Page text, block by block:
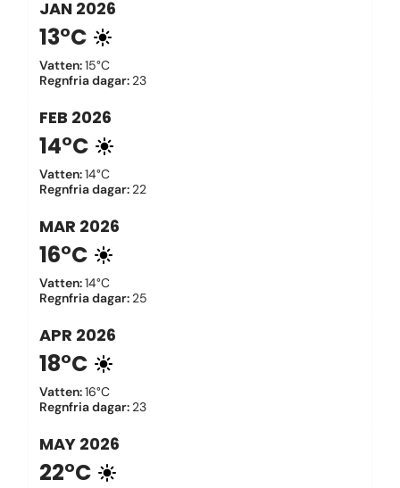
JAN 2026
13°C
Vatten:15°C
Regnfria dagar: 23
FEB 2026
14°C
Vatten:14°C
Regnfria dagar: 22
MAR 2026
16°C
Vatten:14°C
Regnfria dagar: 25
APR 2026
18°C
Vatten:16°C
Regnfria dagar: 23
MAY 2026
22°C